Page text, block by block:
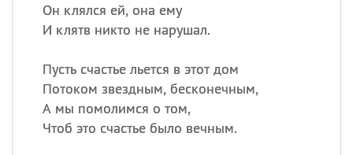
Он клялся ей, она ему
И клятв никто не нарушал.
Пусть счастье льется в этот дом
Потоком звездным, бесконечным,
А мы помолимся о том,
Чтоб это счастье было вечным.